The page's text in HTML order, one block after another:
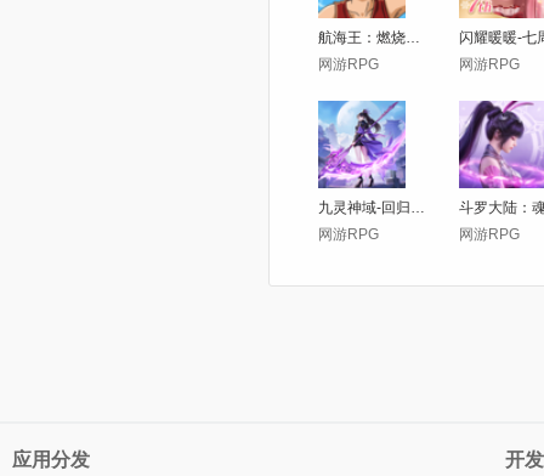
航海王：燃烧意志
网游RPG
网游RPG
九灵神域-回归十亿豪礼仙侠手游
网游RPG
网游RPG
应用分发 开